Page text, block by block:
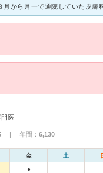
門医
| 年間： 6,130
金 土
●